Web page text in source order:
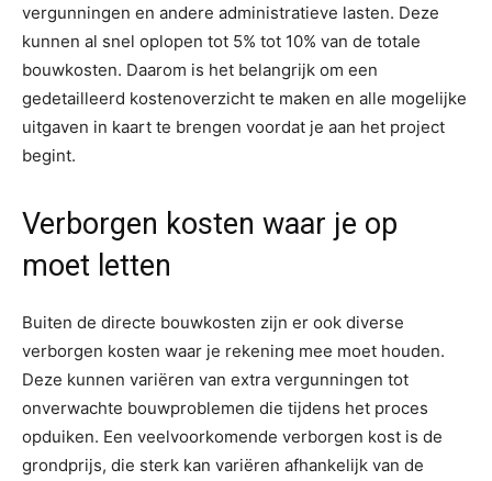
vergunningen en andere administratieve lasten. Deze
kunnen al snel oplopen tot 5% tot 10% van de totale
bouwkosten. Daarom is het belangrijk om een
gedetailleerd kostenoverzicht te maken en alle mogelijke
uitgaven in kaart te brengen voordat je aan het project
begint.
Verborgen kosten waar je op
moet letten
Buiten de directe bouwkosten zijn er ook diverse
verborgen kosten waar je rekening mee moet houden.
Deze kunnen variëren van extra vergunningen tot
onverwachte bouwproblemen die tijdens het proces
opduiken. Een veelvoorkomende verborgen kost is de
grondprijs, die sterk kan variëren afhankelijk van de